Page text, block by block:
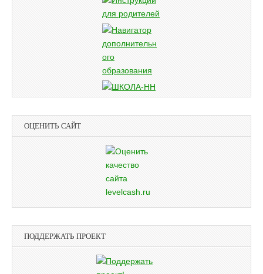
ОЦЕНИТЬ САЙТ
ПОДДЕРЖАТЬ ПРОЕКТ